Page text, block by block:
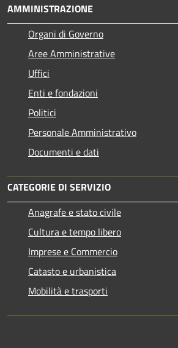
AMMINISTRAZIONE
Organi di Governo
Aree Amministrative
Uffici
Enti e fondazioni
Politici
Personale Amministrativo
Documenti e dati
CATEGORIE DI SERVIZIO
Anagrafe e stato civile
Cultura e tempo libero
Imprese e Commercio
Catasto e urbanistica
Mobilità e trasporti